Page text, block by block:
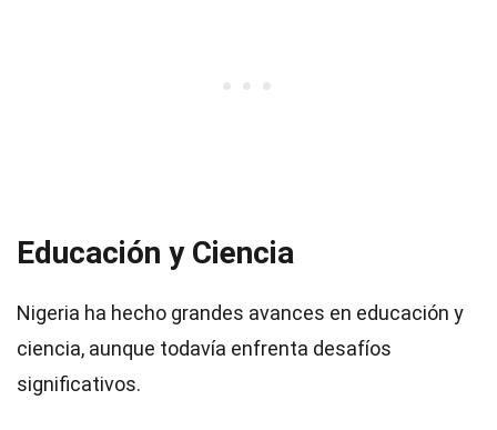
Educación y Ciencia
Nigeria ha hecho grandes avances en educación y
ciencia, aunque todavía enfrenta desafíos
significativos.